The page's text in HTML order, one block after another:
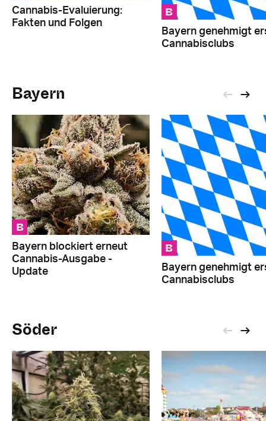
Cannabis-Evaluierung:
Fakten und Folgen
B
Bayern genehmigt
Cannabisclubs
Bayern
B
Bayern blockiert erneut
Cannabis-Ausgabe -
Update
B
Bayern genehmigt
Cannabisclubs
Söder